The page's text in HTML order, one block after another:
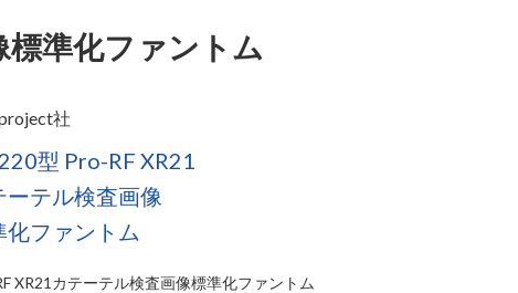
標準化ファントム
社
型 Pro-RF XR21
ーテル検査画像
化ファントム
XR21カテーテル検査画像標準化ファントム